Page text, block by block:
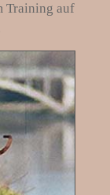
Training auf